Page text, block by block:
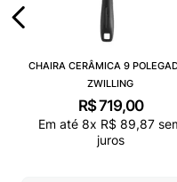
CHAIRA CERÂMICA 9
ZWILLING
R$719,00
Em até 8x R$ 89,87
juros